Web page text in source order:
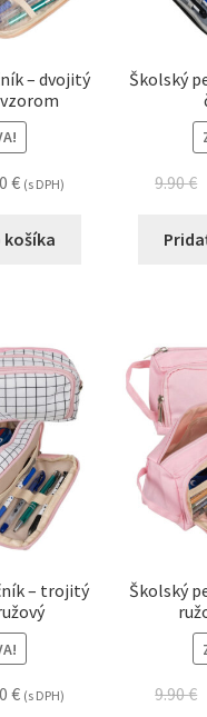
– dvojitý
€ (s DPH)
košíka
Školský
9.90€
– trojitý
€ (s DPH)
Školský
9.90€